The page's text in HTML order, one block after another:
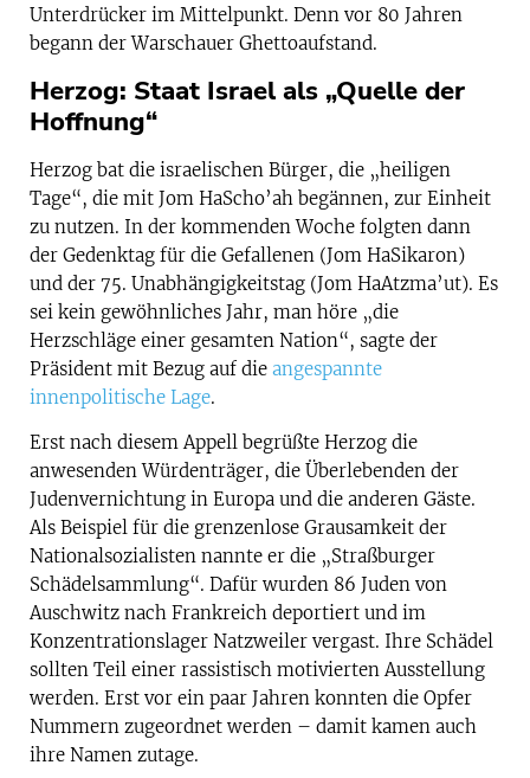
Unterdrücker im Mittelpunkt. Denn vor 80 Jahren
begann der Warschauer Ghettoaufstand.
Herzog: Staat Israel als „Quelle der
Hoffnung“
Herzog bat die israelischen Bürger, die „heiligen
Tage“, die mit Jom HaScho’ah begännen, zur Einheit
zu nutzen. In der kommenden Woche folgten dann
der Gedenktag für die Gefallenen (Jom HaSikaron)
und der 75. Unabhängigkeitstag (Jom HaAtzma’ut). Es
sei kein gewöhnliches Jahr, man höre „die
Herzschläge einer gesamten Nation“, sagte der
Präsident mit Bezug auf die angespannte
innenpolitische Lage.
Erst nach diesem Appell begrüßte Herzog die
anwesenden Würdenträger, die Überlebenden der
Judenvernichtung in Europa und die anderen Gäste.
Als Beispiel für die grenzenlose Grausamkeit der
Nationalsozialisten nannte er die „Straßburger
Schädelsammlung“. Dafür wurden 86 Juden von
Auschwitz nach Frankreich deportiert und im
Konzentrationslager Natzweiler vergast. Ihre Schädel
sollten Teil einer rassistisch motivierten Ausstellung
werden. Erst vor ein paar Jahren konnten die Opfer
Nummern zugeordnet werden – damit kamen auch
ihre Namen zutage.